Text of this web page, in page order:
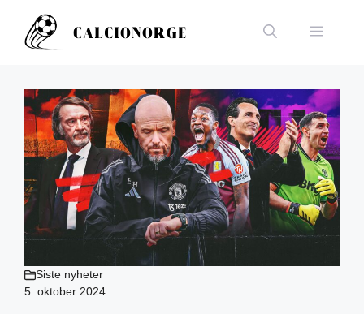
innhold
Meny
Siste nyheter
5. oktober 2024